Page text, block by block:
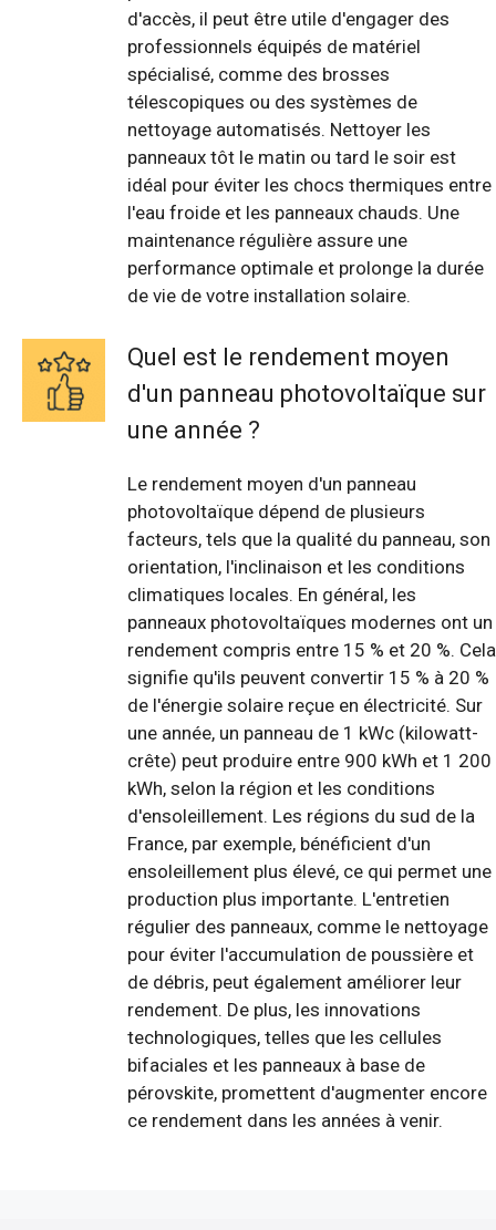
d'accès, il peut être utile d'engager des
professionnels équipés de matériel
spécialisé, comme des brosses
télescopiques ou des systèmes de
nettoyage automatisés. Nettoyer les
panneaux tôt le matin ou tard le soir est
idéal pour éviter les chocs thermiques entre
l'eau froide et les panneaux chauds. Une
maintenance régulière assure une
performance optimale et prolonge la durée
de vie de votre installation solaire.
Quel est le rendement moyen
d'un panneau photovoltaïque sur
une année ?
Le rendement moyen d'un panneau
photovoltaïque dépend de plusieurs
facteurs, tels que la qualité du panneau, son
orientation, l'inclinaison et les conditions
climatiques locales. En général, les
panneaux photovoltaïques modernes ont un
rendement compris entre 15 % et 20 %. Cela
signifie qu'ils peuvent convertir 15 % à 20 %
de l'énergie solaire reçue en électricité. Sur
une année, un panneau de 1 kWc (kilowatt-
crête) peut produire entre 900 kWh et 1 200
kWh, selon la région et les conditions
d'ensoleillement. Les régions du sud de la
France, par exemple, bénéficient d'un
ensoleillement plus élevé, ce qui permet une
production plus importante. L'entretien
régulier des panneaux, comme le nettoyage
pour éviter l'accumulation de poussière et
de débris, peut également améliorer leur
rendement. De plus, les innovations
technologiques, telles que les cellules
bifaciales et les panneaux à base de
pérovskite, promettent d'augmenter encore
ce rendement dans les années à venir.